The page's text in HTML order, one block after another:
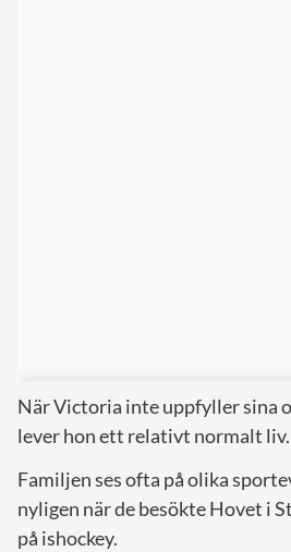
När Victoria inte uppfyller sina
lever hon ett relativt normalt liv.
Familjen ses ofta på olika
nyligen när de besökte Hovet i
på ishockey.